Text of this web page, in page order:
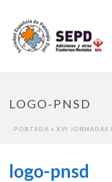
LOGO-PNSD
PORTADA » XVI JORNADAS
logo-pnsd